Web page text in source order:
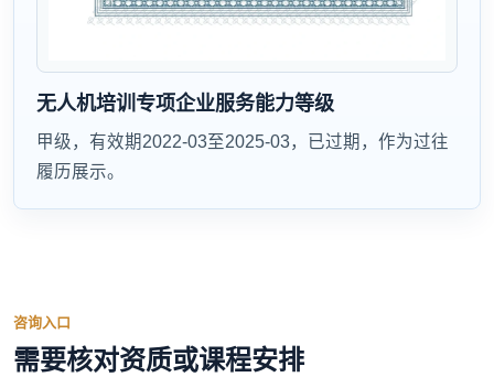
无人机培训专项企业服务能力等级
甲级，有效期2022-03至2025-03，已过期，作为过往
履历展示。
咨询入口
需要核对资质或课程安排